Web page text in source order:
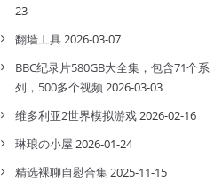
23
翻墙工具2026-03-07
BBC纪录片580GB大全集，包含71个系
列，500多个视频2026-03-03
维多利亚2世界模拟游戏2026-02-16
琳琅の小屋 2026-01-24
精选裸聊自慰合集2025-11-15